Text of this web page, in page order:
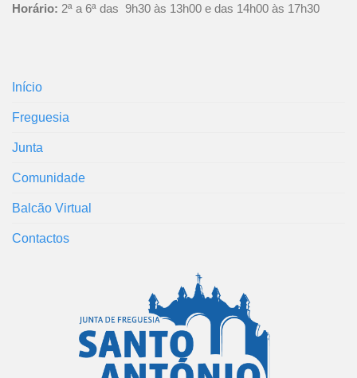
Horário: 2ª a 6ª das 9h30 às 13h00 e das 14h00 às 17h30
Início
Freguesia
Junta
Comunidade
Balcão Virtual
Contactos